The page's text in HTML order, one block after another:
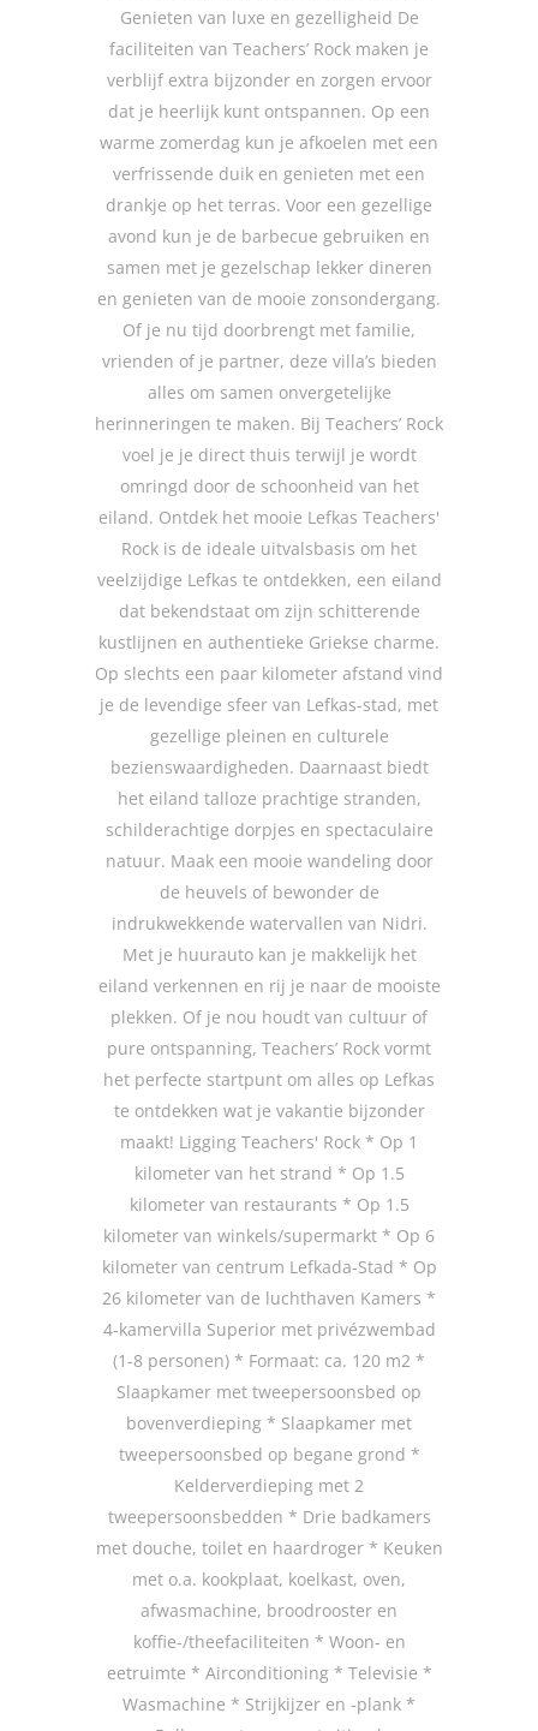
Genieten van luxe en gezelligheid De
faciliteiten van Teachers’ Rock maken je
verblijf extra bijzonder en zorgen ervoor
dat je heerlijk kunt ontspannen. Op een
warme zomerdag kun je afkoelen met een
verfrissende duik en genieten met een
drankje op het terras. Voor een gezellige
avond kun je de barbecue gebruiken en
samen met je gezelschap lekker dineren
en genieten van de mooie zonsondergang.
Of je nu tijd doorbrengt met familie,
vrienden of je partner, deze villa’s bieden
alles om samen onvergetelijke
herinneringen te maken. Bij Teachers’ Rock
voel je je direct thuis terwijl je wordt
omringd door de schoonheid van het
eiland. Ontdek het mooie Lefkas Teachers'
Rock is de ideale uitvalsbasis om het
veelzijdige Lefkas te ontdekken, een eiland
dat bekendstaat om zijn schitterende
kustlijnen en authentieke Griekse charme.
Op slechts een paar kilometer afstand vind
je de levendige sfeer van Lefkas-stad, met
gezellige pleinen en culturele
bezienswaardigheden. Daarnaast biedt
het eiland talloze prachtige stranden,
schilderachtige dorpjes en spectaculaire
natuur. Maak een mooie wandeling door
de heuvels of bewonder de
indrukwekkende watervallen van Nidri.
Met je huurauto kan je makkelijk het
eiland verkennen en rij je naar de mooiste
plekken. Of je nou houdt van cultuur of
pure ontspanning, Teachers’ Rock vormt
het perfecte startpunt om alles op Lefkas
te ontdekken wat je vakantie bijzonder
maakt! Ligging Teachers' Rock * Op 1
kilometer van het strand * Op 1.5
kilometer van restaurants * Op 1.5
kilometer van winkels/supermarkt * Op 6
kilometer van centrum Lefkada-Stad * Op
26 kilometer van de luchthaven Kamers *
4-kamervilla Superior met privézwembad
(1-8 personen) * Formaat: ca. 120 m2 *
Slaapkamer met tweepersoonsbed op
bovenverdieping * Slaapkamer met
tweepersoonsbed op begane grond *
Kelderverdieping met 2
tweepersoonsbedden * Drie badkamers
met douche, toilet en haardroger * Keuken
met o.a. kookplaat, koelkast, oven,
afwasmachine, broodrooster en
koffie-/theefaciliteiten * Woon- en
eetruimte * Airconditioning * Televisie *
Wasmachine * Strijkijzer en -plank *